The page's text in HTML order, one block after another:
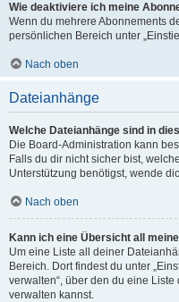
Wie deaktiviere ich meine
Wenn du mehrere Abonnements
persönlichen Bereich unter
Nach oben
Dateianhänge
Welche Dateianhänge sind in
Die Board-Administration kann
Falls du dir nicht sicher bist,
Unterstützung benötigst, wende
Nach oben
Kann ich eine Übersicht all
Um eine Liste all deiner
Bereich. Dort findest du unter
verwalten“, über den du eine
verwalten kannst.